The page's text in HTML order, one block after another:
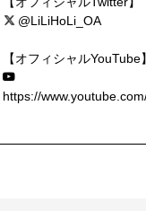
@LiLiHoLi_OA
【オフィシャルYouTube】
https://